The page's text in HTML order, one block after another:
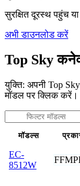
सुरक्षित दूरस्थ पहुंच
अभी डाउनलोड करें
Top Sky
युक्ति: अपनी Top
मॉडल पर क्लिक करें।
मॉडल्स
EC-
8512W